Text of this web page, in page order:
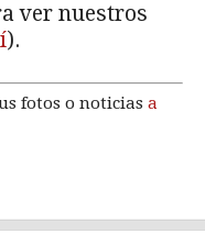
ver nuestros
).
fotos o noticias a